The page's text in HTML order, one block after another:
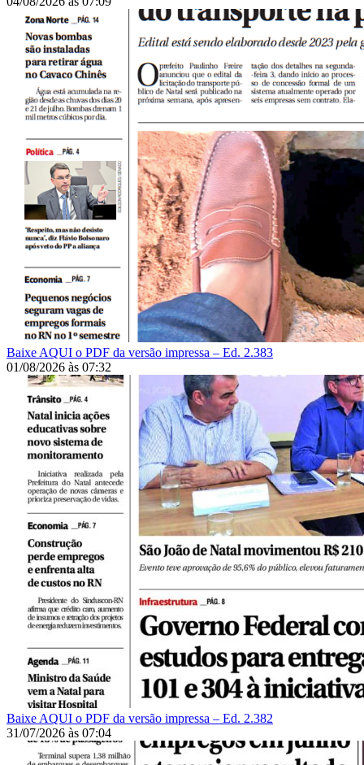
Baixe AQUI o PDF da versão impressa – Ed. 2.383
01/08/2026 às 07:32
Baixe AQUI o PDF da versão impressa – Ed. 2.382
31/07/2026 às 07:04